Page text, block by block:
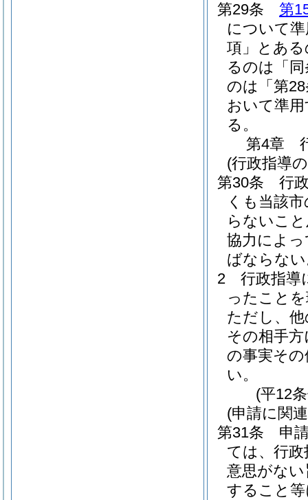
第29条
第
について
項」とあ
るのは「
のは「第
おいて準
る。
第4章
(行政指導
第30条
行
くも当該
らないこ
協力によ
ばならな
2
行政指導
ったこと
ただし、
その相手
の事実そ
い。
(平12
(申請に関
第31条
申
ては、行
意思がな
すること